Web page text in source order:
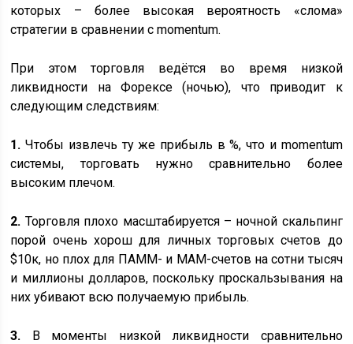
которых – более высокая вероятность «слома»
стратегии в сравнении с momentum.
При этом торговля ведётся во время низкой
ликвидности на Форексе (ночью), что приводит к
следующим следствиям:
1.Чтобы извлечь ту же прибыль в %, что и momentum
системы, торговать нужно сравнительно более
высоким плечом.
2. Торговля плохо масштабируется – ночной скальпинг
порой очень хорош для личных торговых счетов до
$10к, но плох для ПАММ- и MAM-счетов на сотни тысяч
и миллионы долларов, поскольку проскальзывания на
них убивают всю получаемую прибыль.
3. В моменты низкой ликвидности сравнительно